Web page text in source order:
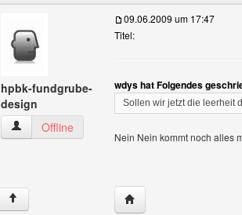
hpbk-fundgrube-
design
hpbk-fundgrube-design Benutzer-Profile
Offline
09.06.2009 um 17:47
Titel:
wdys hat Folgendes
Sollen wir jetzt die leerheit
Nein Nein kommt noch alles
↑ Website dieses